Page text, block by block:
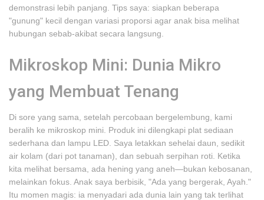
demonstrasi lebih panjang. Tips saya: siapkan beberapa
"gunung" kecil dengan variasi proporsi agar anak bisa melihat
hubungan sebab-akibat secara langsung.
Mikroskop Mini: Dunia Mikro
yang Membuat Tenang
Di sore yang sama, setelah percobaan bergelembung, kami
beralih ke mikroskop mini. Produk ini dilengkapi plat sediaan
sederhana dan lampu LED. Saya letakkan sehelai daun, sedikit
air kolam (dari pot tanaman), dan sebuah serpihan roti. Ketika
kita melihat bersama, ada hening yang aneh—bukan kebosanan,
melainkan fokus. Anak saya berbisik, "Ada yang bergerak, Ayah."
Itu momen magis: ia menyadari ada dunia lain yang tak terlihat